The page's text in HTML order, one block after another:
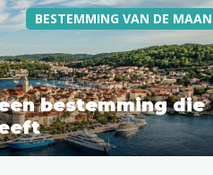
BESTEMMING VAN DE
bestemming die